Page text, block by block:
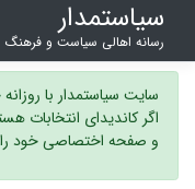
سیاستمدار
رسانه اهالی سیاست و فرهنگ
سایت سیاستمدار با
اگر کاندیدای انتخابات
و صفحه اختصاصی خود را